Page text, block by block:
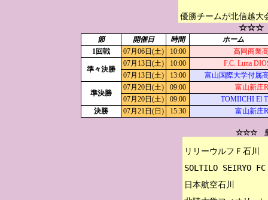
優勝チームが北信越大
☆☆☆
節 開催日 時間
ホーム
1回戦
07月06日(土) 10:00 高岡商業
準々決勝
07月13日(土) 10:00
F.C. Luna
07月13日(土)
13:00 富山国際大学付属
準決勝
07月20日(土) 09:00
富山新庄
07月20日(土)
09:00
TOMIICHI El
決勝
07月21日(日) 15:30 富山新庄
☆☆☆ 皇
リリーウルフＦ石川
SOLTILO SEIRYO
日本航空石川